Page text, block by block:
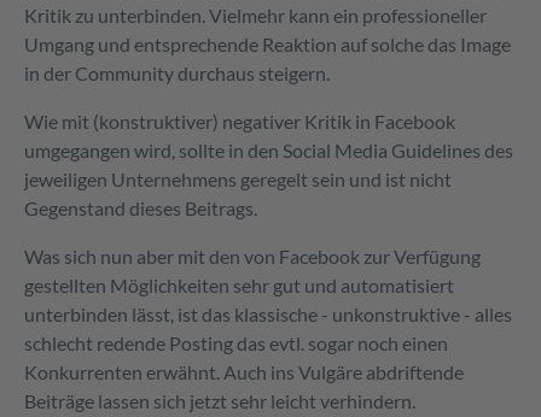
Kritik zu unterbinden. Vielmehr kann ein professioneller
Umgang und entsprechende Reaktion auf solche das Image
in der Community durchaus steigern.
Wie mit (konstruktiver) negativer Kritik in Facebook
umgegangen wird, sollte in den Social Media Guidelines des
jeweiligen Unternehmens geregelt sein und ist nicht
Gegenstand dieses Beitrags.
Was sich nun aber mit den von Facebook zur Verfügung
gestellten Möglichkeiten sehr gut und automatisiert
unterbinden lässt, ist das klassische - unkonstruktive - alles
schlecht redende Posting das evtl. sogar noch einen
Konkurrenten erwähnt. Auch ins Vulgäre abdriftende
Beiträge lassen sich jetzt sehr leicht verhindern.